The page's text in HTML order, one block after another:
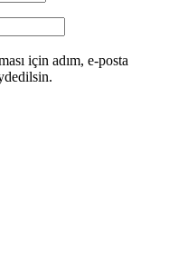
için adım, e-posta